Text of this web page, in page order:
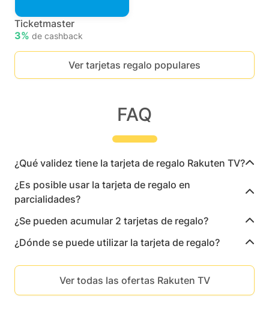
Ticketmaster
3% de cashback
Ver tarjetas regalo populares
FAQ
¿Qué validez tiene la tarjeta de regalo Rakuten TV?
¿Es posible usar la tarjeta de regalo en
parcialidades?
¿Se pueden acumular 2 tarjetas de regalo?
¿Dónde se puede utilizar la tarjeta de regalo?
Ver todas las ofertas Rakuten TV